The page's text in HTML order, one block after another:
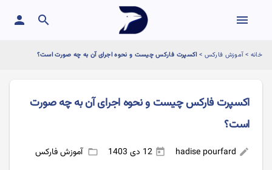
menu
search
person
خانه >آموزش فارکس > اکسپرت فارکس چیست و نحوه اجرای آن به چه صورت است؟
اکسپرت فارکس چیست و نحوه اجرای آن به چه صورت
است؟
edit
today
folder_open آموزش فارکس